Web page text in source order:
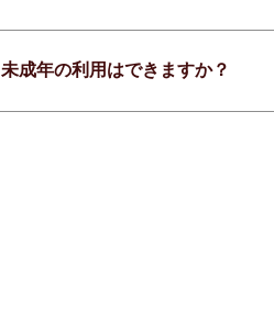
未成年の利用はできますか？